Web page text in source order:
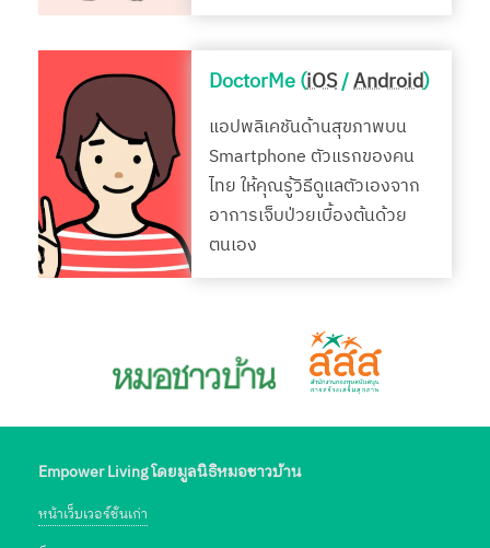
DoctorMe (iOS/Android)
แอปพลิเคชันด้านสุขภาพบน
Smartphone ตัวแรกของคน
ไทย ให้คุณรู้วิธีดูแลตัวเองจาก
อาการเจ็บป่วยเบื้องต้นด้วย
ตนเอง
Empower Living โดยมูลนิธิหมอชาวบ้าน
หน้าเว็บเวอร์ชั่นเก่า